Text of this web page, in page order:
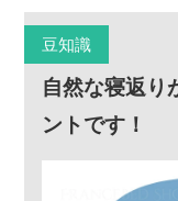
豆知識
自然な寝返り
ントです！